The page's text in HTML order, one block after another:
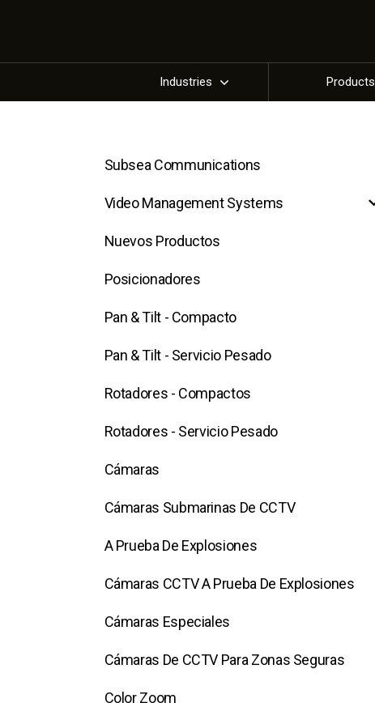
Industries Products
Subsea Communications
Video Management Systems
Nuevos Productos
Posicionadores
Pan & Tilt - Compacto
Pan & Tilt - Servicio Pesado
Rotadores - Compactos
Rotadores - Servicio Pesado
Cámaras
Cámaras Submarinas De CCTV
A Prueba De Explosiones
Cámaras CCTV A Prueba De Explosiones
Cámaras Especiales
Cámaras De CCTV Para Zonas Seguras
Color Zoom